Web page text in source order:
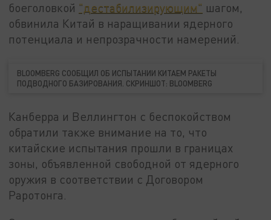
боеголовкой "дестабилизирующим" шагом,
обвинила Китай в наращивании ядерного
потенциала и непрозрачности намерений.
BLOOMBERG СООБЩИЛ ОБ ИСПЫТАНИИ КИТАЕМ РАКЕТЫ
ПОДВОДНОГО БАЗИРОВАНИЯ. СКРИНШОТ: BLOOMBERG
Канберра и Веллингтон с беспокойством
обратили также внимание на то, что
китайские испытания прошли в границах
зоны, объявленной свободной от ядерного
оружия в соответствии с Договором
Раротонга.